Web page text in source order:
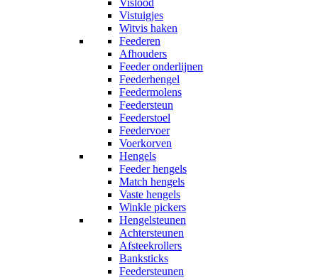
Vislood
Vistuigjes
Witvis haken
Feederen
Afhouders
Feeder onderlijnen
Feederhengel
Feedermolens
Feedersteun
Feederstoel
Feedervoer
Voerkorven
Hengels
Feeder hengels
Match hengels
Vaste hengels
Winkle pickers
Hengelsteunen
Achtersteunen
Afsteekrollers
Banksticks
Feedersteunen